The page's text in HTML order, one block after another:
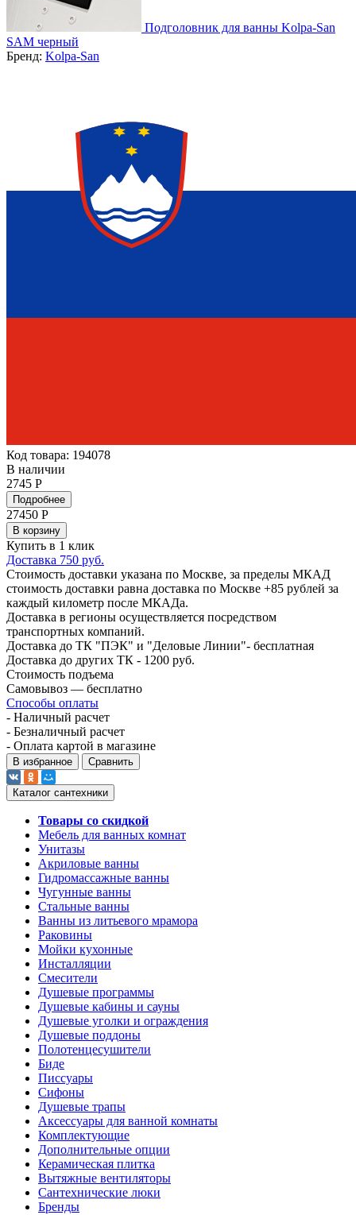
Подголовник для ванны Kolpa-San
SAM черный
Бренд: Kolpa-San
Код товара: 194078
В наличии
2745 Р
Подробнее
27450 Р
В корзину
Купить в 1 клик
Доставка 750 руб.
Стоимость доставки указана по Москве, за пределы МКАД
стоимость доставки равна доставка по Москве +85 рублей за
каждый километр после МКАДа.
Доставка в регионы осуществляется посредством
транспортных компаний.
Доставка до ТК "ПЭК" и "Деловые Линии"- бесплатная
Доставка до других ТК - 1200 руб.
Стоимость подъема
Самовывоз — бесплатно
Способы оплаты
- Наличный расчет
- Безналичный расчет
- Оплата картой в магазине
В избранное Сравнить
Каталог сантехники
Товары со скидкой
Мебель для ванных комнат
Унитазы
Акриловые ванны
Гидромассажные ванны
Чугунные ванны
Стальные ванны
Ванны из литьевого мрамора
Раковины
Мойки кухонные
Инсталляции
Смесители
Душевые программы
Душевые кабины и сауны
Душевые уголки и ограждения
Душевые поддоны
Полотенцесушители
Биде
Писсуары
Сифоны
Душевые трапы
Аксессуары для ванной комнаты
Комплектующие
Дополнительные опции
Керамическая плитка
Вытяжные вентиляторы
Сантехнические люки
Бренды